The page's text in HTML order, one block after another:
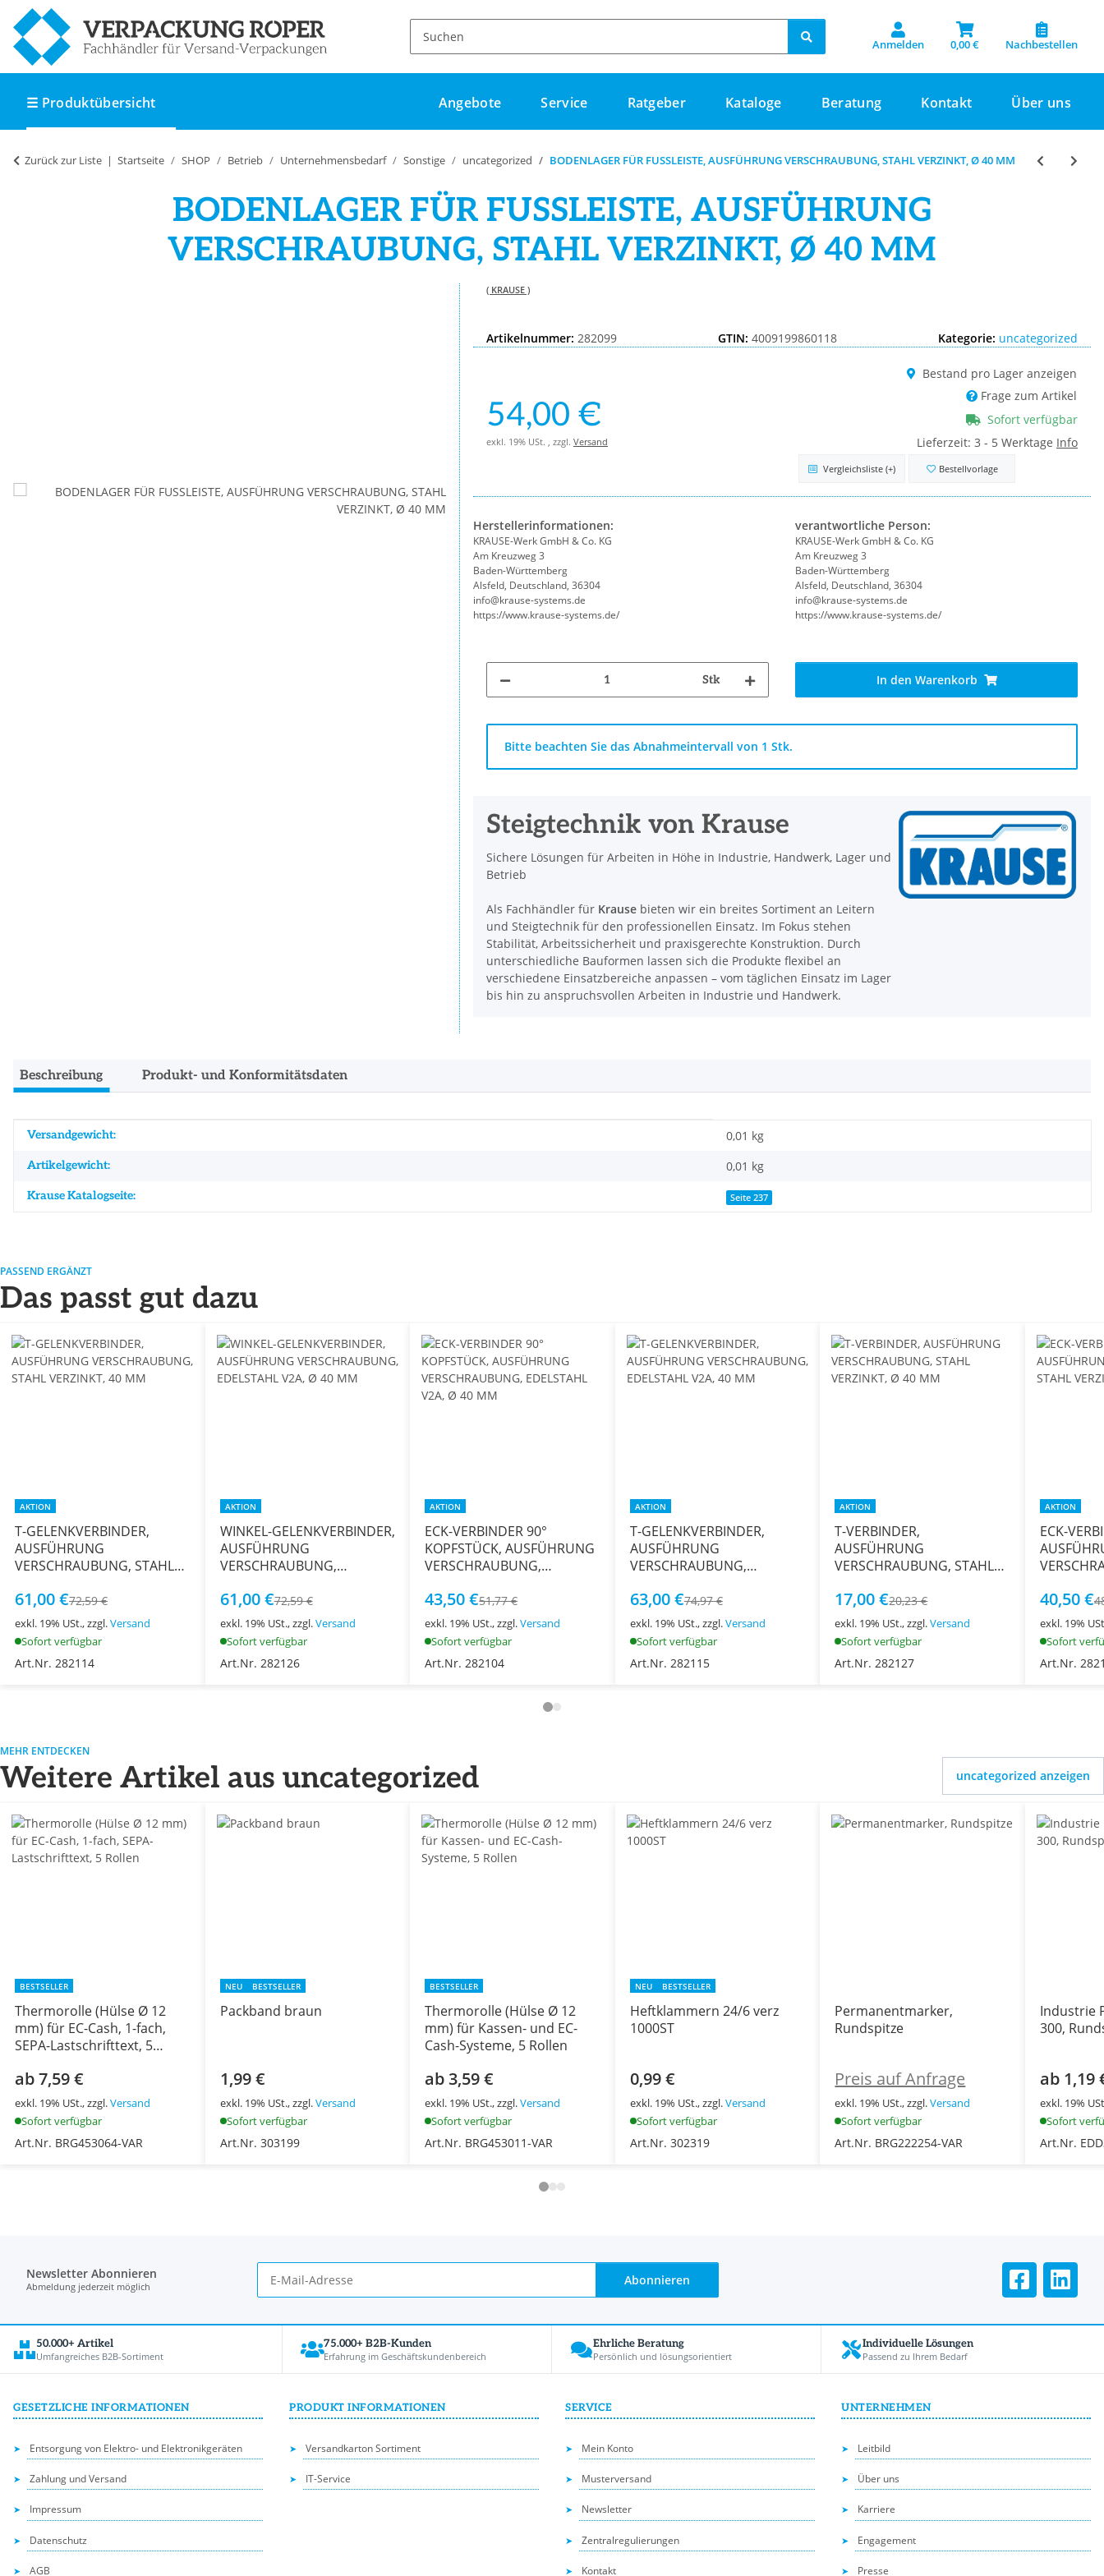
Anmelden 0,00 € Nachbestellen
☰ Produktübersicht Angebote Service Ratgeber Kataloge Beratung Kontakt Über uns
Zurück zur Liste Startseite SHOP Betrieb Unternehmensbedarf Sonstige uncategorized BODENLAGER FÜR FUSSLEISTE, AUSFÜHRUNG VERSCHRAUBUNG, STAHL VERZINKT, Ø 40 MM
BODENLAGER FÜR FUSSLEISTE, AUSFÜHRUNG
VERSCHRAUBUNG, STAHL VERZINKT, Ø 40 MM
( KRAUSE )
Artikelnummer: 282099 GTIN: 4009199860118 Kategorie: uncategorized
54,00 €
exkl. 19% USt. , zzgl. Versand
Bestand pro Lager anzeigen
Frage zum Artikel
Sofort verfügbar
Lieferzeit: 3 - 5 Werktage Info
Vergleichsliste (+) Bestellvorlage
Herstellerinformationen:
KRAUSE-Werk GmbH & Co. KG
Am Kreuzweg 3
Baden-Württemberg
Alsfeld, Deutschland, 36304
info@krause-systems.de
https://www.krause-systems.de/
verantwortliche Person:
KRAUSE-Werk GmbH & Co. KG
Am Kreuzweg 3
Baden-Württemberg
Alsfeld, Deutschland, 36304
info@krause-systems.de
https://www.krause-systems.de/
Stk In den Warenkorb
x
Bitte beachten Sie das Abnahmeintervall von 1 Stk.
Steigtechnik von Krause
Sichere Lösungen für Arbeiten in Höhe in Industrie, Handwerk, Lager und
Betrieb
Als Fachhändler für Krause bieten wir ein breites Sortiment an Leitern
und Steigtechnik für den professionellen Einsatz. Im Fokus stehen
Stabilität, Arbeitssicherheit und praxisgerechte Konstruktion. Durch
unterschiedliche Bauformen lassen sich die Produkte flexibel an
verschiedene Einsatzbereiche anpassen – vom täglichen Einsatz im Lager
bis hin zu anspruchsvollen Arbeiten in Industrie und Handwerk.
Beschreibung Produkt- und Konformitätsdaten
Produkteigenschaft
Wert
Versandgewicht: 0,01 kg
Artikelgewicht: 0,01 kg
Krause Katalogseite: Seite 237
PASSEND ERGÄNZT
Das passt gut dazu
AKTION
T-GELENKVERBINDER,
AUSFÜHRUNG
VERSCHRAUBUNG, STAHL
61,00 €72,59 €
exkl. 19% USt., zzgl.Versand
Sofort verfügbar
Art.Nr. 282114
AKTION
WINKEL-GELENKVERBINDER,
AUSFÜHRUNG
VERSCHRAUBUNG,
61,00 €72,59 €
exkl. 19% USt., zzgl.Versand
Sofort verfügbar
Art.Nr. 282126
AKTION
ECK-VERBINDER 90°
KOPFSTÜCK, AUSFÜHRUNG
VERSCHRAUBUNG,
43,50 €51,77 €
exkl. 19% USt., zzgl.Versand
Sofort verfügbar
Art.Nr. 282104
AKTION
T-GELENKVERBINDER,
AUSFÜHRUNG
VERSCHRAUBUNG,
63,00 €74,97 €
exkl. 19% USt., zzgl.Versand
Sofort verfügbar
Art.Nr. 282115
AKTION
T-VERBINDER,
AUSFÜHRUNG
VERSCHRAUBUNG, STAHL
17,00 €20,23 €
exkl. 19% USt., zzgl.Versand
Sofort verfügbar
Art.Nr. 282127
AKTION
ECK-
40,50 €
exkl. 19%
Sofort
Art.Nr.
MEHR ENTDECKEN
Weitere Artikel aus uncategorized uncategorized anzeigen
BESTSELLER
Thermorolle (Hülse Ø 12
mm) für EC-Cash, 1-fach,
SEPA-Lastschrifttext, 5
ab 7,59 €
exkl. 19% USt., zzgl.Versand
Sofort verfügbar
Art.Nr. BRG453064-VAR
NEU BESTSELLER
Packband braun
1,99 €
exkl. 19% USt., zzgl.Versand
Sofort verfügbar
Art.Nr. 303199
BESTSELLER
Thermorolle (Hülse Ø 12
mm) für Kassen- und EC-
Cash-Systeme, 5 Rollen
ab 3,59 €
exkl. 19% USt., zzgl.Versand
Sofort verfügbar
Art.Nr. BRG453011-VAR
NEU BESTSELLER
Heftklammern 24/6 verz
1000ST
0,99 €
exkl. 19% USt., zzgl.Versand
Sofort verfügbar
Art.Nr. 302319
Permanentmarker,
Rundspitze
Preis auf Anfrage
exkl. 19% USt., zzgl.Versand
Sofort verfügbar
Art.Nr. BRG222254-VAR
Industrie
300,
ab 1,19
exkl. 19%
Sofort
Art.Nr.
Newsletter Abonnieren
Abmeldung jederzeit möglich Abonnieren
50.000+ Artikel
Umfangreiches B2B-Sortiment
75.000+ B2B-Kunden
Erfahrung im Geschäftskundenbereich
Ehrliche Beratung
Persönlich und lösungsorientiert
Individuelle Lösungen
Passend zu Ihrem Bedarf
GESETZLICHE INFORMATIONEN
Entsorgung von Elektro- und Elektronikgeräten
Zahlung und Versand
Impressum
Datenschutz
AGB
PRODUKT INFORMATIONEN
Versandkarton Sortiment
IT-Service
SERVICE
Mein Konto
Musterversand
Newsletter
Zentralregulierungen
Kontakt
UNTERNEHMEN
Leitbild
Über uns
Karriere
Engagement
Presse